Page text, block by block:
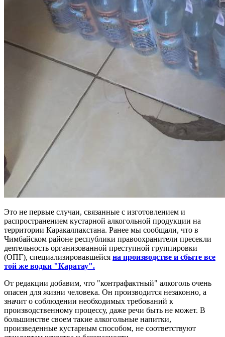
Это не первые случаи, связанные с изготовлением и
распространением кустарной алкогольной продукции на
территории Каракалпакстана. Ранее мы сообщали, что в
Чимбайском районе республики правоохранители пресекли
деятельность организованной преступной группировки
(ОПГ), специализировавшейся на производстве и сбыте все
той же водки "Каратау".
От редакции добавим, что "контрафактный" алкоголь очень
опасен для жизни человека. Он производится незаконно, а
значит о соблюдении необходимых требований к
производственному процессу, даже речи быть не может. В
большинстве своем такие алкогольные напитки,
произведенные кустарным способом, не соответствуют